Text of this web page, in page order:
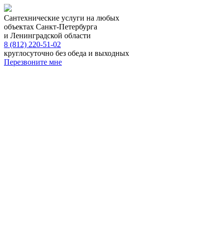
Сантехнические услуги на любых
объектах Санкт-Петербурга
и Ленинградской области
8 (812) 220-51-02
круглосуточно без обеда и выходных
Перезвоните мне